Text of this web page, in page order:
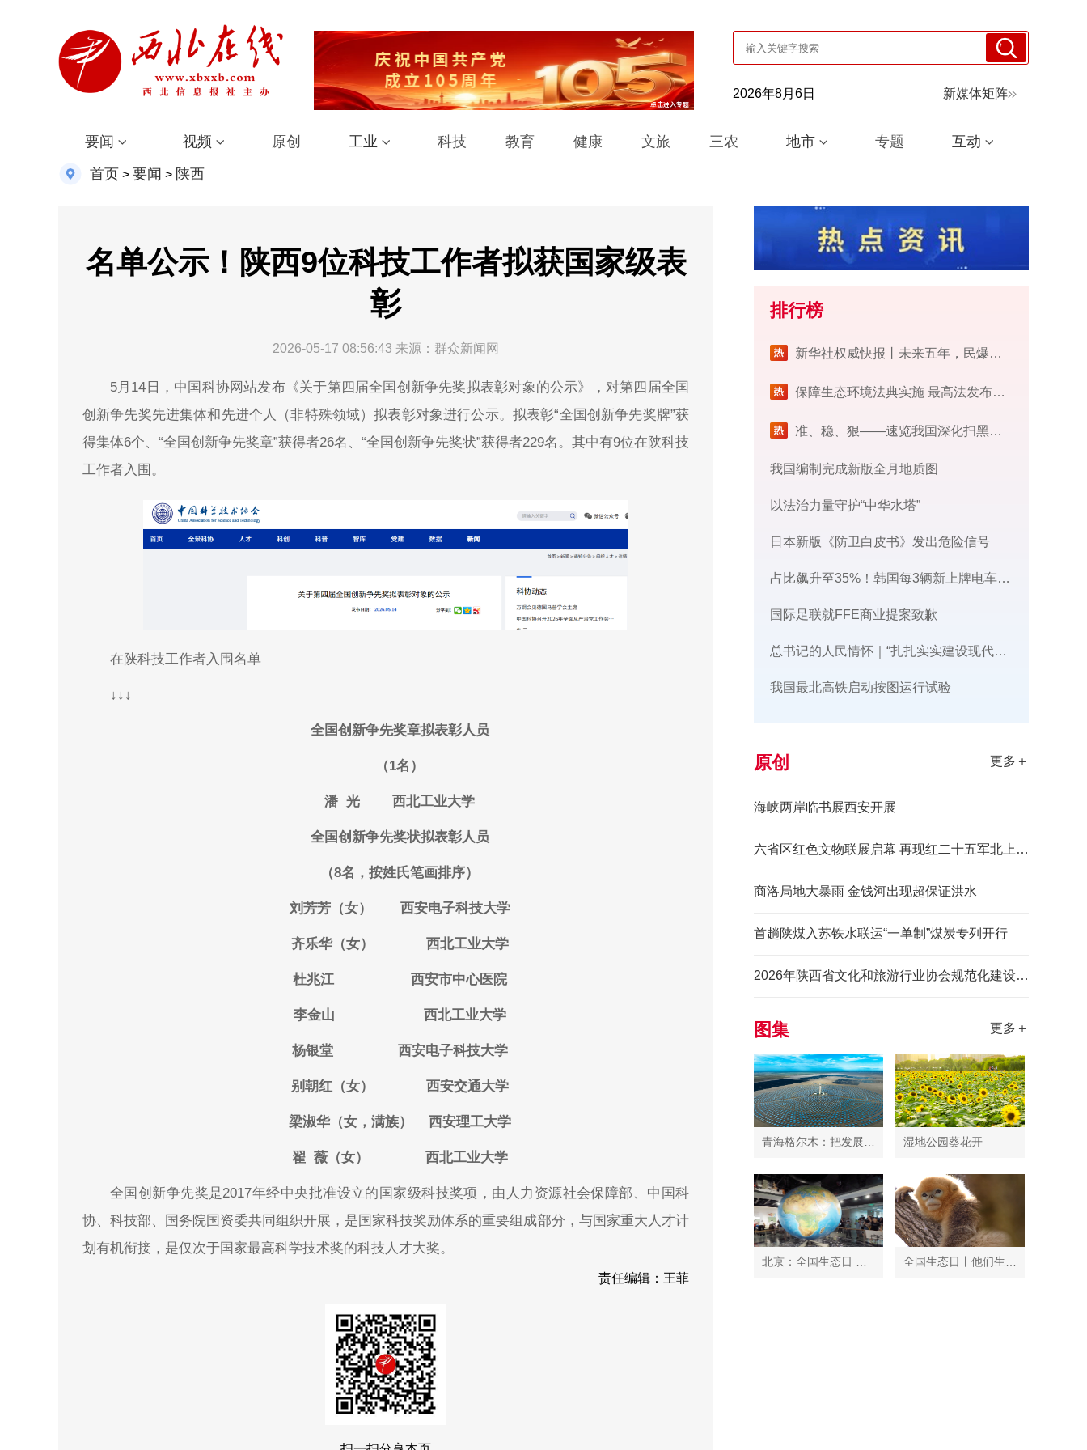
2026年8月6日 新媒体矩阵
要闻 视频 原创 工业 科技 教育 健康 文旅 三农 地市 专题 互动
首页 > 要闻 > 陕西
名单公示！陕西9位科技工作者拟获国家级表
彰
2026-05-17 08:56:43 来源：群众新闻网
5月14日，中国科协网站发布《关于第四届全国创新争先奖拟表彰对象的公示》，对第四届全国
创新争先奖先进集体和先进个人（非特殊领域）拟表彰对象进行公示。拟表彰“全国创新争先奖牌”获
得集体6个、“全国创新争先奖章”获得者26名、“全国创新争先奖状”获得者229名。其中有9位在陕科技
工作者入围。
在陕科技工作者入围名单
↓↓↓
全国创新争先奖章拟表彰人员
（1名）
潘 光 西北工业大学
全国创新争先奖状拟表彰人员
（8名，按姓氏笔画排序）
刘芳芳（女） 西安电子科技大学
齐乐华（女） 西北工业大学
杜兆江 西安市中心医院
李金山 西北工业大学
杨银堂 西安电子科技大学
别朝红（女） 西安交通大学
梁淑华（女，满族） 西安理工大学
翟 薇（女） 西北工业大学
全国创新争先奖是2017年经中央批准设立的国家级科技奖项，由人力资源社会保障部、中国科
协、科技部、国务院国资委共同组织开展，是国家科技奖励体系的重要组成部分，与国家重大人才计
划有机衔接，是仅次于国家最高科学技术奖的科技人才大奖。
责任编辑：王菲
排行榜
​新华社权威快报丨未来五年，民爆行业这样安全发展
保障生态环境法典实施 最高法发布首个配套司法解释
​准、稳、狠——速览我国深化扫黑除恶专项斗争最新部署
我国编制完成新版全月地质图
以法治力量守护“中华水塔”
日本新版《防卫白皮书》发出危险信号
占比飙升至35%！韩国每3辆新上牌电车，就有1辆来自中国
国际足联就FFE商业提案致歉
总书记的人民情怀｜“扎扎实实建设现代化产业体系”
我国最北高铁启动按图运行试验
原创 更多＋
海峡两岸临书展西安开展
六省区红色文物联展启幕 再现红二十五军北上先锋长征史诗
商洛局地大暴雨 金钱河出现超保证洪水
首趟陕煤入苏铁水联运“一单制”煤炭专列开行
2026年陕西省文化和旅游行业协会规范化建设培训班举办
图集 更多＋
湿地公园葵花开